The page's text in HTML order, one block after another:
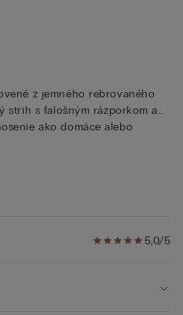
z jemného rebrovaného
strih s falošným rázporkom a
ako domáce alebo
5,0/5